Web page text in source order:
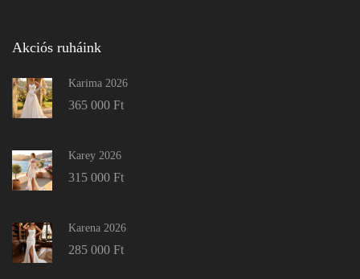
Akciós ruháink
Karima 2026
365 000 Ft
Karey 2026
315 000 Ft
Karena 2026
285 000 Ft